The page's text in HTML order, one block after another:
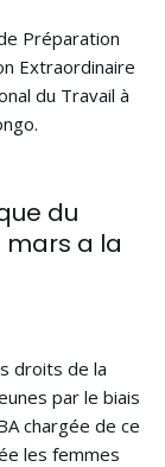
Préparation
Extraordinaire
du Travail à
du
mars a la
droits de la
par le biais
chargée de ce
les femmes